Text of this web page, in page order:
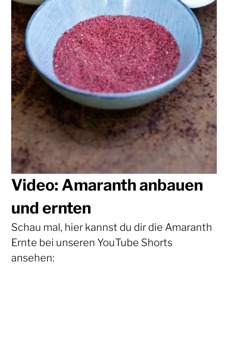
Video: Amaranth anbauen
und ernten
Schau mal, hier kannst du dir die Amaranth
Ernte bei unseren YouTube Shorts
ansehen: